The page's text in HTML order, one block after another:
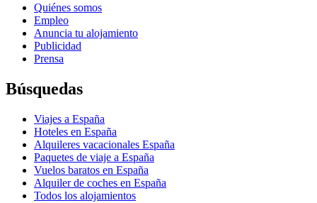
Quiénes somos
Empleo
Anuncia tu alojamiento
Publicidad
Prensa
Búsquedas
Viajes a España
Hoteles en España
Alquileres vacacionales España
Paquetes de viaje a España
Vuelos baratos en España
Alquiler de coches en España
Todos los alojamientos